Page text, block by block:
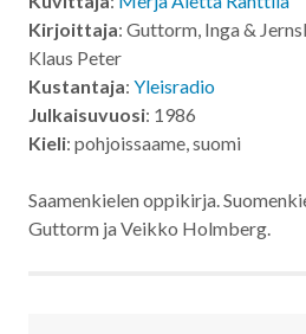
Kirjoittaja: Guttorm, Inga &
Klaus Peter
Kustantaja: Yleisradio
Julkaisuvuosi: 1986
Kieli: pohjoissaame, suomi
Saamenkielen oppikirja.
Guttorm ja Veikko Holmberg.